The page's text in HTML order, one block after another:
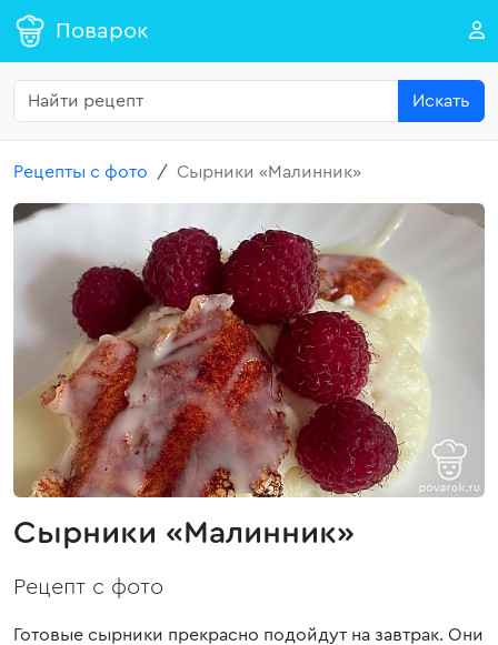
Поварок
Искать
Рецепты с фото Сырники «Малинник»
Сырники «Малинник»
Рецепт с фото
Готовые сырники прекрасно подойдут на завтрак. Они